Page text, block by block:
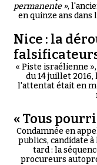
permanente »,
en quinze ans
Nice : la
« Piste israélienne
du 14 juillet
l'attentat était en
« Tous
Condamnée en
publics, candidate
tard : la
procureurs